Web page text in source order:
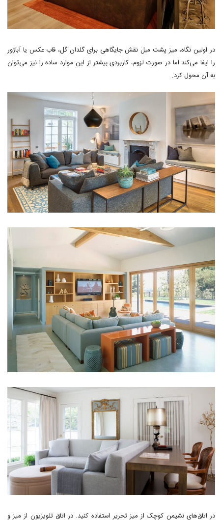
در اولین نگاه، میز پشت مبل نقش جایگاهی برای گلدان گل، قاب عکس یا آباژور
را ایفا می‌کند اما در صورت لزوم، کاربردی بیشتر از این موارد ساده را نیز می‌توان
به آن محول کرد.
در اتاق‌های نشیمن کوچک از میز تحریر استفاده کنید. در اتاق تلویزیون از میز و